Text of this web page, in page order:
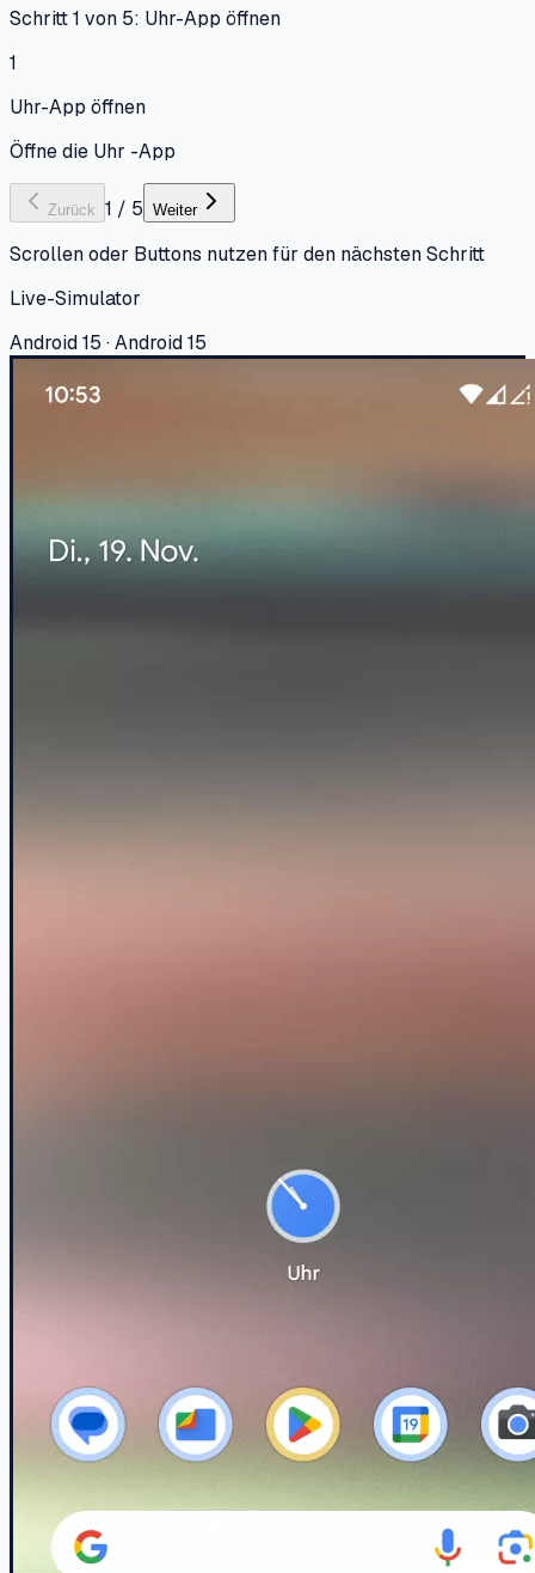
Schritt 1 von 5: Uhr-App öffnen
1
Uhr-App öffnen
Öffne die Uhr -App
Zurück 1 / 5 Weiter
Scrollen oder Buttons nutzen für den nächsten Schritt
Live-Simulator
Android 15 · Android 15